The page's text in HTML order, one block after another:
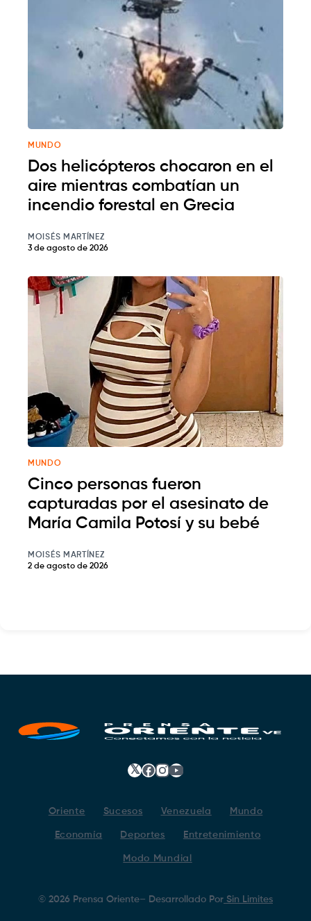
MUNDO
Dos helicópteros chocaron en el
aire mientras combatían un
incendio forestal en Grecia
MOISÉS MARTÍNEZ
3 de agosto de 2026
MUNDO
Cinco personas fueron
capturadas por el asesinato de
María Camila Potosí y su bebé
MOISÉS MARTÍNEZ
2 de agosto de 2026
𝕏 Facebook
Instagram
YouTube
Oriente Sucesos Venezuela Mundo
Economía Deportes Entretenimiento
Modo Mundial
© 2026 Prensa Oriente– Desarrollado Por Sin Limites